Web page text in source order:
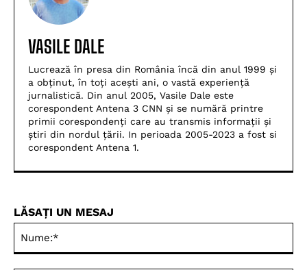
VASILE DALE
Lucrează în presa din România încă din anul 1999 și
a obținut, în toți acești ani, o vastă experiență
jurnalistică. Din anul 2005, Vasile Dale este
corespondent Antena 3 CNN și se numără printre
primii corespondenți care au transmis informații și
știri din nordul țării. In perioada 2005-2023 a fost si
corespondent Antena 1.
LĂSAȚI UN MESAJ